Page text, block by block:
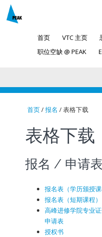
首页 VTC 主页
职位空缺 @ PEAK
You are
首页/报名 / 表格下载
表格下载
报名 / 申请
报名表（学历颁授课
报名表（短期课程）
高峰进修学院专业
申请表
授权书